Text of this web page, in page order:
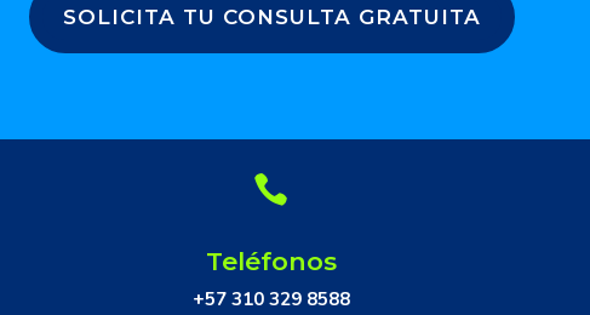
SOLICITA TU CONSULTA GRATUITA

Teléfonos
+57 310 329 8588